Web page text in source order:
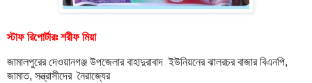
স্টাফ রিপোর্টারঃ শরীফ মিয়া
জামালপুরের দেওয়ানগঞ্জ উপজেলার বাহাদুরাবাদ ইউনিয়নের ঝালরচর বাজার বিএনপি,
জামাত, সন্ত্রাসীদের নৈরাজ্যের